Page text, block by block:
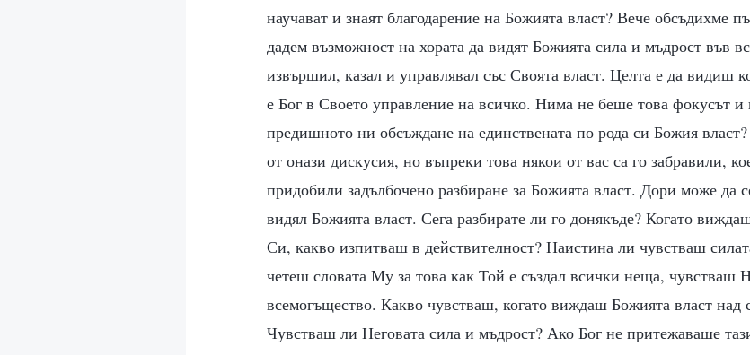
научават и знаят благодарение на Божията власт? Вече обсъдихме
дадем възможност на хората да видят Божията сила и мъдрост във
извършил, казал и управлявал със Своята власт. Целта е да видиш
е Бог в Своето управление на всичко. Нима не беше това фокусът и
предишното ни обсъждане на единствената по рода си Божия
от онази дискусия, но въпреки това някои от вас са го забравили,
придобили задълбочено разбиране за Божията власт. Дори може да
видял Божията власт. Сега разбирате ли го донякъде? Когато
Си, какво изпитваш в действителност? Наистина ли чувстваш
четеш словата Му за това как Той е създал всички неща, чувстваш
всемогъщество. Какво чувстваш, когато виждаш Божията власт над
Чувстваш ли Неговата сила и мъдрост? Ако Бог не притежаваше